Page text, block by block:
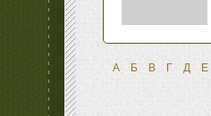
А Б В Г Д Е